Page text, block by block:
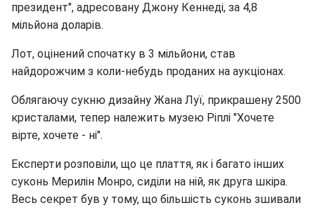
президент", адресовану Джону Кеннеді, за 4,8
мільйона доларів.
Лот, оцінений спочатку в 3 мільйони, став
найдорожчим з коли-небудь проданих на аукціонах.
Облягаючу сукню дизайну Жана Луї, прикрашену 2500
кристалами, тепер належить музею Ріплі "Хочете
вірте, хочете - ні".
Експерти розповіли, що це плаття, як і багато інших
суконь Мерилін Монро, сиділи на ній, як друга шкіра.
Весь секрет був у тому, що більшість суконь зшивали